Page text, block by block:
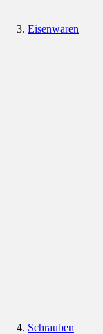
Eisenwaren
Schrauben